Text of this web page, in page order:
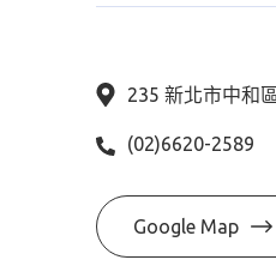
235 新北市中和
(02)6620-2589
Google Map